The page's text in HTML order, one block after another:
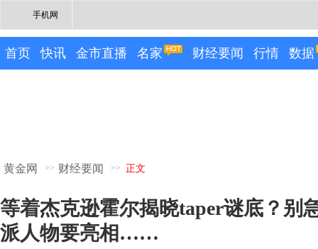
手机网
首页 快讯 金市直播 名家 财经要闻 行情 数据
黄金网 >> 财经要闻 >> 正文
等着杰克逊霍尔揭晓taper谜底？别
派人物要亮相……